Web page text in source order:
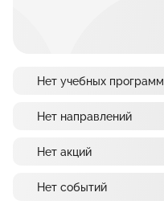
Нет учебных программ
Нет направлений
Нет акций
Нет событий